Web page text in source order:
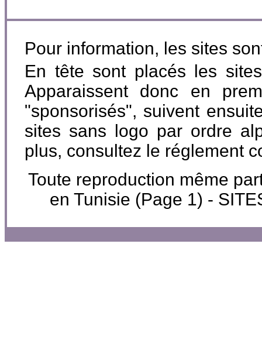
Pour information, les sites
En tête sont placés les
Apparaissent donc en
"sponsorisés", suivent
sites sans logo par ordre
plus, consultez le réglement
Toute reproduction même
en Tunisie (Page 1) -